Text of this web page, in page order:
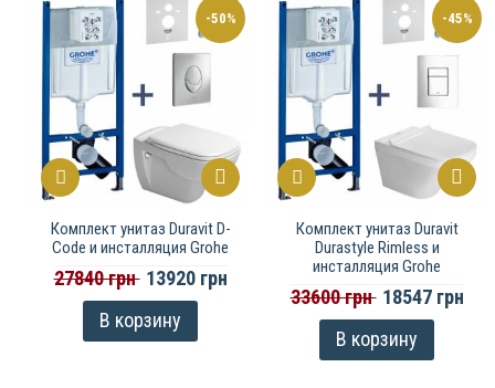
-50%
Комплект унитаз Duravit D-
Code и инсталляция Grohe
27840 грн 13920 грн
В корзину
-45%
Комплект унитаз Duravit
Durastyle Rimless и
инсталляция Grohe
33600 грн 18547 грн
В корзину